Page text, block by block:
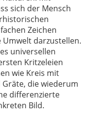
sich der Mensch
Zeichen
darzustellen.
universellen
Kritzeleien
wie Kreis mit
die wiederum
differenzierte
Bild.